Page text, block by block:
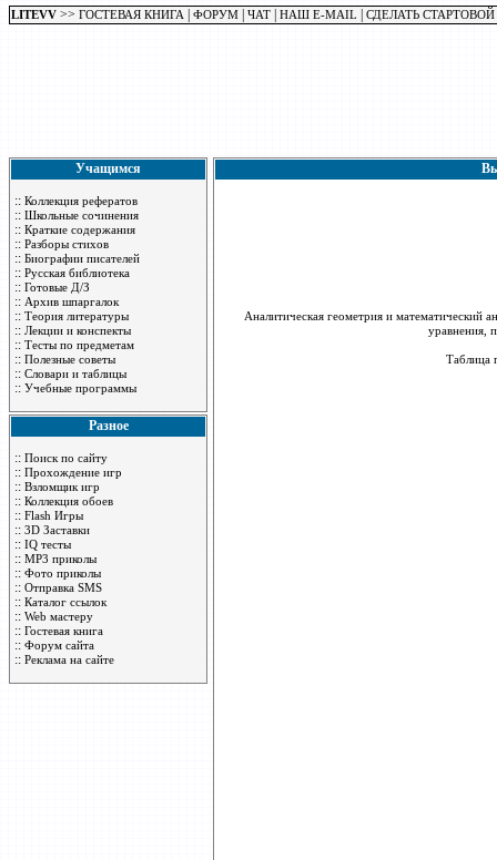
LITEVV >> ГОСТЕВАЯ КНИГА ФОРУМ ЧАТ НАШ E-MAIL СДЕЛАТЬ СТАРТОВОЙ
Учащимся
:: Коллекция рефератов
:: Школьные сочинения
:: Краткие содержания
:: Разборы стихов
:: Биографии писателей
:: Русская библиотека
:: Готовые Д/З
:: Архив шпаргалок
:: Теория литературы
:: Лекции и конспекты
:: Тесты по предметам
:: Полезные советы
:: Словари и таблицы
:: Учебные программы
Разное
:: Поиск по сайту
:: Прохождение игр
:: Взломщик игр
:: Коллекция обоев
:: Flash Игры
:: 3D Заставки
:: IQ тесты
:: MP3 приколы
:: Фото приколы
:: Отправка SMS
:: Каталог ссылок
:: Web мастеру
:: Гостевая книга
:: Форум сайта
:: Реклама на сайте
Аналитическая геометрия и математический
уравнения,
Таблица